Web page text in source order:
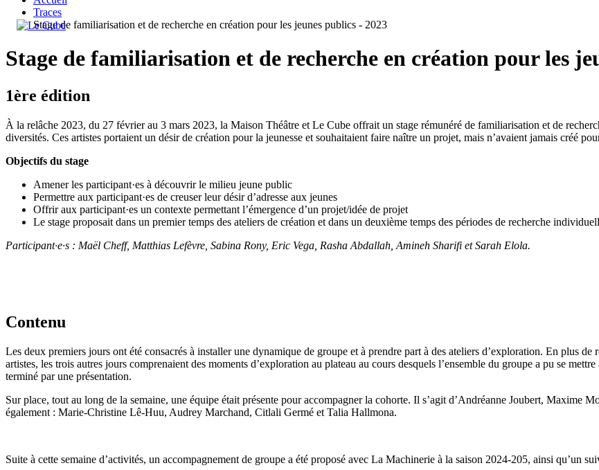
Traces
Stage de familiarisation et de recherche en création pour les jeunes publics - 2023
Stage de familiarisation et de recherche en création pour les
1ère édition
À la relâche 2023, du 27 février au 3 mars 2023, la Maison Théâtre et Le Cube offrait un stage rémunéré de familiarisation et de
diversités. Ces artistes portaient un désir de création pour la jeunesse et souhaitaient faire naître un projet, mais n’avaient jamais créé
Objectifs du stage
Amener les participant·es à découvrir le milieu jeune public
Permettre aux participant·es de creuser leur désir d’adresse aux jeunes
Offrir aux participant·es un contexte permettant l’émergence d’un projet/idée de projet
Le stage proposait dans un premier temps des ateliers de création et dans un deuxième temps des périodes de recherche
Participant·e·s : Maël Cheff, Matthias Lefèvre, Sabina Rony, Eric Vega, Rasha Abdallah, Amineh Sharifi et Sarah Elola.
Contenu
Les deux premiers jours ont été consacrés à installer une dynamique de groupe et à prendre part à des ateliers d’exploration. En plus de
artistes, les trois autres jours comprenaient des moments d’exploration au plateau au cours desquels l’ensemble du groupe a pu se
terminé par une présentation.
Sur place, tout au long de la semaine, une équipe était présente pour accompagner la cohorte. Il s’agit d’Andréanne Joubert, Maxime
également : Marie-Christine Lê-Huu, Audrey Marchand, Citlali Germé et Talia Hallmona.
Suite à cette semaine d’activités, un accompagnement de groupe a été proposé avec La Machinerie à la saison 2024-205, ainsi qu’un